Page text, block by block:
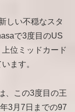
しい不穏なスタ
で3度目のUS
位ミッドカード
ます。
、この3度目の王
3月7日までの97